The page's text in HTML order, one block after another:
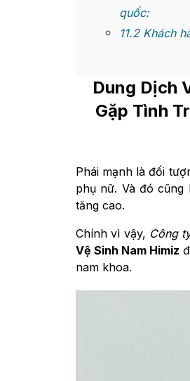
quốc:
11.2Khách
Dung Dịch
Gặp Tình
Phái mạnh là đối
phụ nữ. Và đó
tăng cao.
Chính vì vậy, Công
Vệ Sinh Nam Himiz
nam khoa.